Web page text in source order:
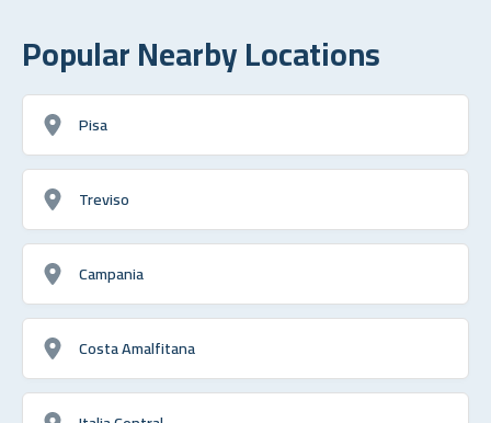
Popular Nearby Locations
Pisa
Treviso
Campania
Costa Amalfitana